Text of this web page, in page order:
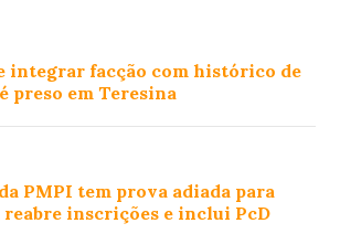
integrar facção com histórico de
preso em Teresina
PMPI tem prova adiada para
reabre inscrições e inclui PcD